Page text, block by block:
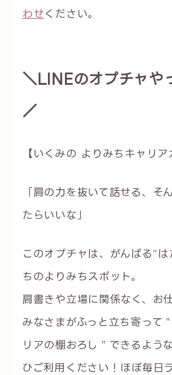
わせ ください。
＼LINEのオプチャや
／
【いくみの よりみちキャリア
「肩の力を抜いて話せる、そ
たらいいな」
このオプチャは、がんばる“
ちのよりみちスポット。
肩書きや立場に関係なく、お
みなさまがふっと立ち寄って
リアの棚おろし＂できるよう
ひご利用ください！ほぼ毎日